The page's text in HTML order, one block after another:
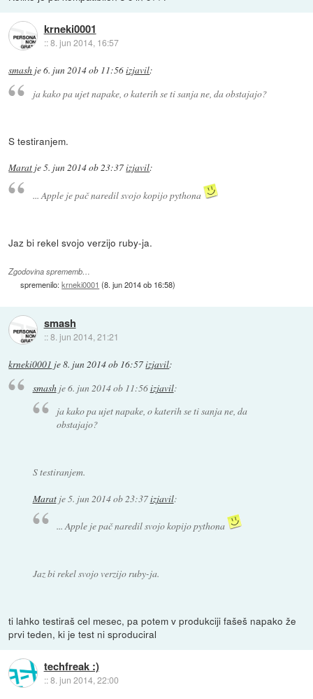
krneki0001
::8. jun 2014, 16:57
smash je6. jun 2014 ob 11:56izjavil:
ja kako pa ujet napake, o katerih se ti sanja ne, da obstajajo?
S testiranjem.
Marat je5. jun 2014 ob 23:37izjavil:
... Apple je pač naredil svojo kopijo pythona
Jaz bi rekel svojo verzijo ruby-ja.
Zgodovina sprememb…
spremenilo:krneki0001 (8. jun 2014 ob 16:58)
smash
::8. jun 2014, 21:21
krneki0001 je8. jun 2014 ob 16:57izjavil:
smashje6. jun 2014 ob 11:56izjavil:
ja kako pa ujet napake, o katerih se ti sanja ne, da
obstajajo?
S testiranjem.
Maratje5. jun 2014 ob 23:37izjavil:
... Apple je pač naredil svojo kopijo pythona
Jaz bi rekel svojo verzijo ruby-ja.
ti lahko testiraš cel mesec, pa potem v produkciji fašeš napako že
prvi teden, ki je test ni sproduciral
techfreak :)
::8. jun 2014, 22:00